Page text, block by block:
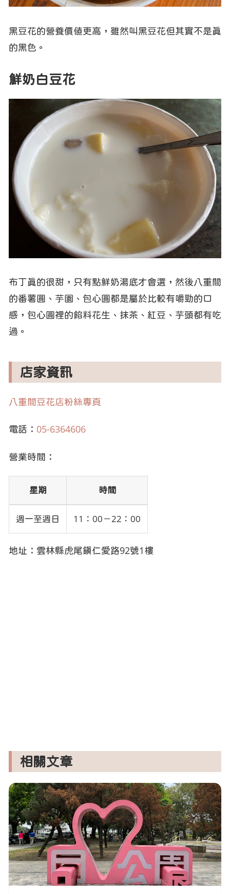
黑豆花的營養價值更高，雖然叫黑豆花但其實不是真
的黑色。
鮮奶白豆花
布丁真的很甜，只有點鮮奶湯底才會選，然後八重間
的番薯圓、芋園、包心圓都是屬於比較有嚼勁的口
感，包心圓裡的餡料花生、抹茶、紅豆、芋頭都有吃
過。
店家資訊
八重間豆花店粉絲專頁
電話： 05-6364606
營業時間：
星期 時間
週一至週日 11：00－22：00
地址：雲林縣虎尾鎮仁愛路92號1樓
相關文章